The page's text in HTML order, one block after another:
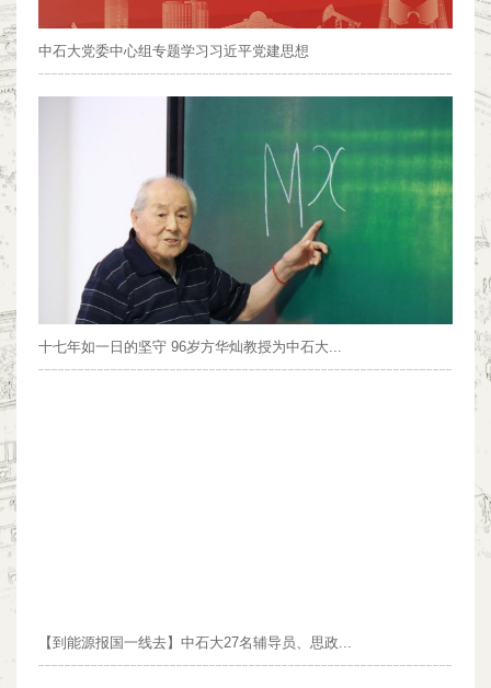
中石大党委中心组专题学习习近平党建思想
十七年如一日的坚守 96岁方华灿教授为中石大...
【到能源报国一线去】中石大27名辅导员、思政...